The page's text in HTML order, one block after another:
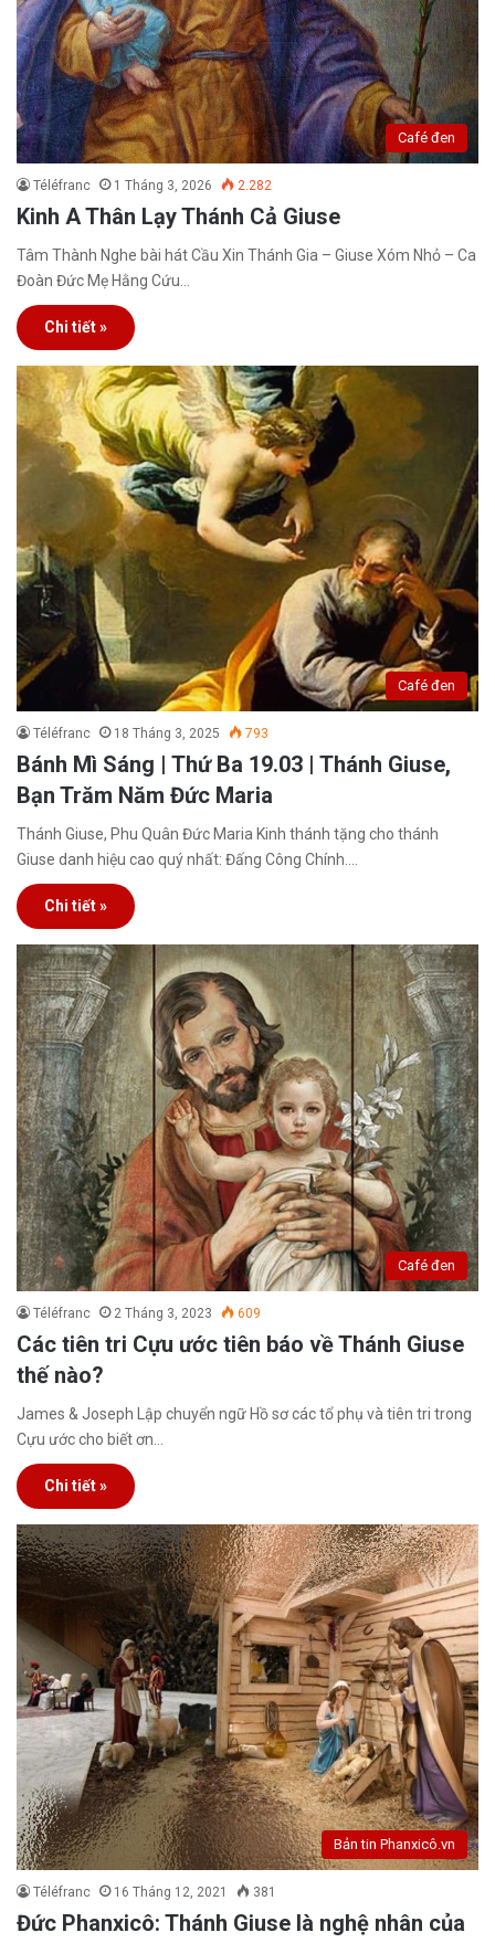
Café đen
Téléfranc 1 Tháng 3, 2026 2.282
Kinh A Thân Lạy Thánh Cả Giuse
Tâm Thành Nghe bài hát Cầu Xin Thánh Gia – Giuse Xóm Nhỏ – Ca
Đoàn Đức Mẹ Hằng Cứu…
Chi tiết »
Café đen
Téléfranc 18 Tháng 3, 2025 793
Bánh Mì Sáng | Thứ Ba 19.03 | Thánh Giuse,
Bạn Trăm Năm Đức Maria
Thánh Giuse, Phu Quân Đức Maria Kinh thánh tặng cho thánh
Giuse danh hiệu cao quý nhất: Đấng Công Chính.…
Chi tiết »
Café đen
Téléfranc 2 Tháng 3, 2023 609
Các tiên tri Cựu ước tiên báo về Thánh Giuse
thế nào?
James & Joseph Lập chuyển ngữ Hồ sơ các tổ phụ và tiên tri trong
Cựu ước cho biết ơn…
Chi tiết »
Bản tin Phanxicô.vn
Téléfranc 16 Tháng 12, 2021 381
Đức Phanxicô: Thánh Giuse là nghệ nhân của